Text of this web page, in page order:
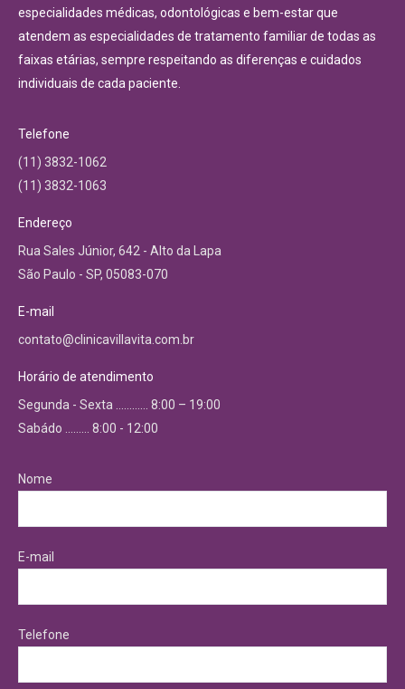
especialidades médicas, odontológicas e bem-estar que
atendem as especialidades de tratamento familiar de todas as
faixas etárias, sempre respeitando as diferenças e cuidados
individuais de cada paciente.
Telefone
(11) 3832-1062
(11) 3832-1063
Endereço
Rua Sales Júnior, 642 - Alto da Lapa
São Paulo - SP, 05083-070
E-mail
contato@clinicavillavita.com.br
Horário de atendimento
Segunda - Sexta ………… 8:00 – 19:00
Sabádo ……… 8:00 - 12:00
Nome
E-mail
Telefone